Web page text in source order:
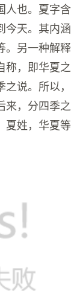
人也。夏字含
今天。其内涵
。另一种解释
称，即华夏之
说。所以，
来，分四季之
夏姓，华夏等